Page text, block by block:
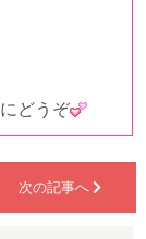
どうぞ
次の記事へ